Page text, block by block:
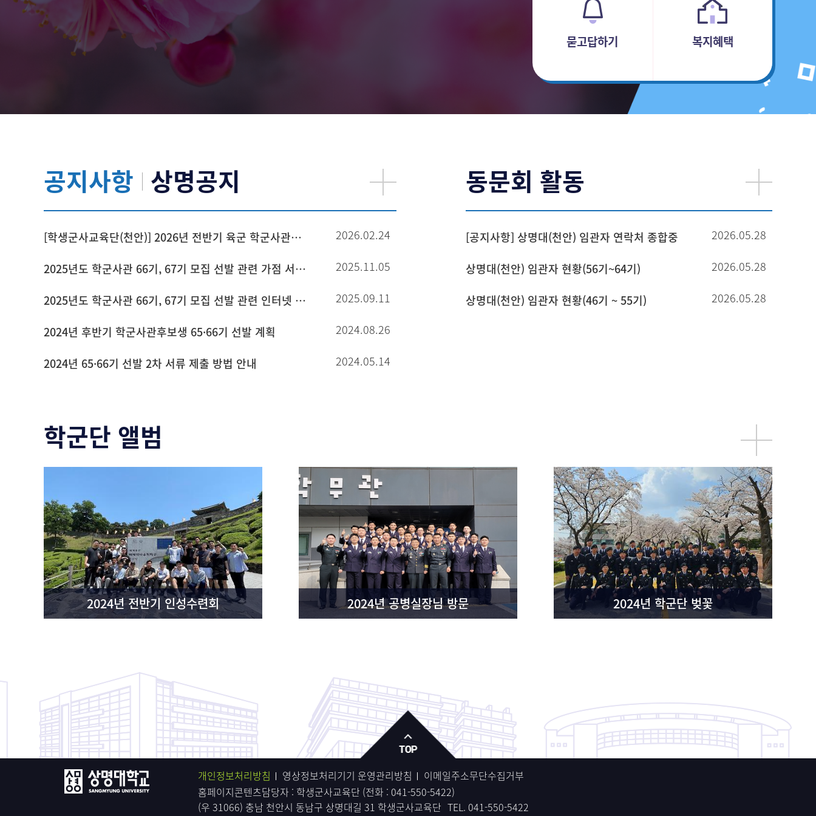
묻고답하기 복지혜택
공지사항
[학생군사교육단(천안)] 2026년 전반기 육군 학군사관후보생(ROTC) 67기, 68기 선발계획 공고 2026.02.24
2025년도 학군사관 66기, 67기 모집 선발 관련 가점 서류 제출 및 체력인증평가 안내 2025.11.05
2025년도 학군사관 66기, 67기 모집 선발 관련 인터넷 접수 및 서류 제출 안내 2025.09.11
2024년 후반기 학군사관후보생 65·66기 선발 계획 2024.08.26
2024년 65·66기 선발 2차 서류 제출 방법 안내 2024.05.14
상명공지 동문회 활동
[공지사항] 상명대(천안) 임관자 연락처 종합중 2026.05.28
상명대(천안) 임관자 현황(56기~64기) 2026.05.28
상명대(천안) 임관자 현황(46기 ~ 55기) 2026.05.28
학군단 앨범
2024년 전반기 인성수련회 2024년 공병실장님 방문 2024년 학군단 벚꽃
개인정보처리방침 영상정보처리기기 운영관리방침
이메일주소무단수집거부
홈페이지콘텐츠담당자 : 학생군사교육단 (전화 : 041-550-5422)
(우 31066) 충남 천안시 동남구 상명대길 31 학생군사교육단 TEL. 041-550-5422